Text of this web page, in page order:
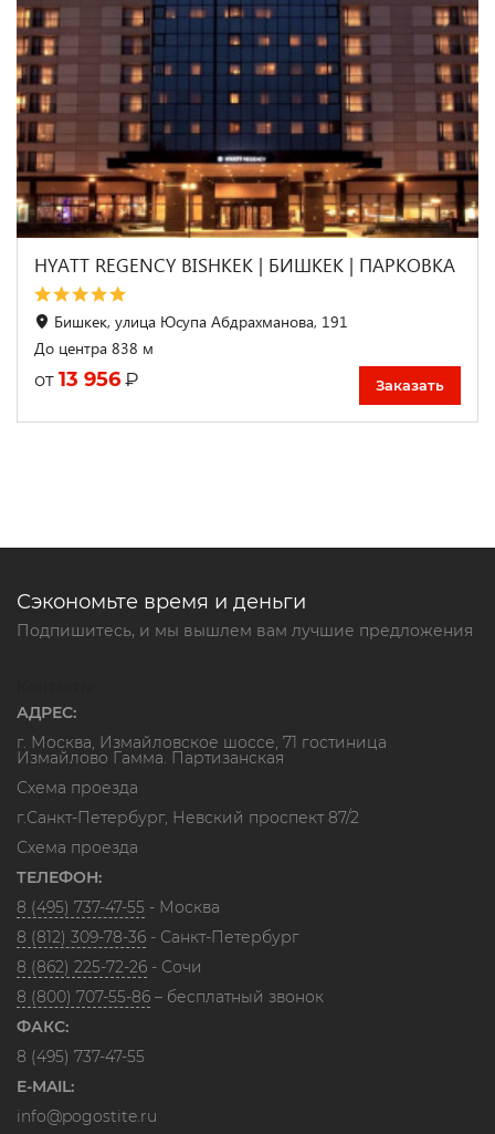
HYATT REGENCY BISHKEK | БИШКЕК | ПАРКОВКА
Бишкек, улица Юсупа Абдрахманова, 191
До центра 838 м
от 13 956 ₽ Заказать
Сэкономьте время и деньги
Подпишитесь, и мы вышлем вам лучшие предложения
АДРЕС:
г. Москва, Измайловское шоссе, 71 гостиница
Измайлово Гамма. Партизанская
Схема проезда
г.Санкт-Петербург, Невский проспект 87/2
Схема проезда
ТЕЛЕФОН:
8 (495) 737-47-55 - Москва
8 (812) 309-78-36 - Санкт-Петербург
8 (862) 225-72-26 - Сочи
8 (800) 707-55-86 – бесплатный звонок
ФАКС:
8 (495) 737-47-55
E-MAIL:
info@pogostite.ru